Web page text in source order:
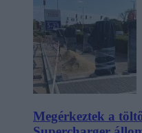
Megérkeztek a